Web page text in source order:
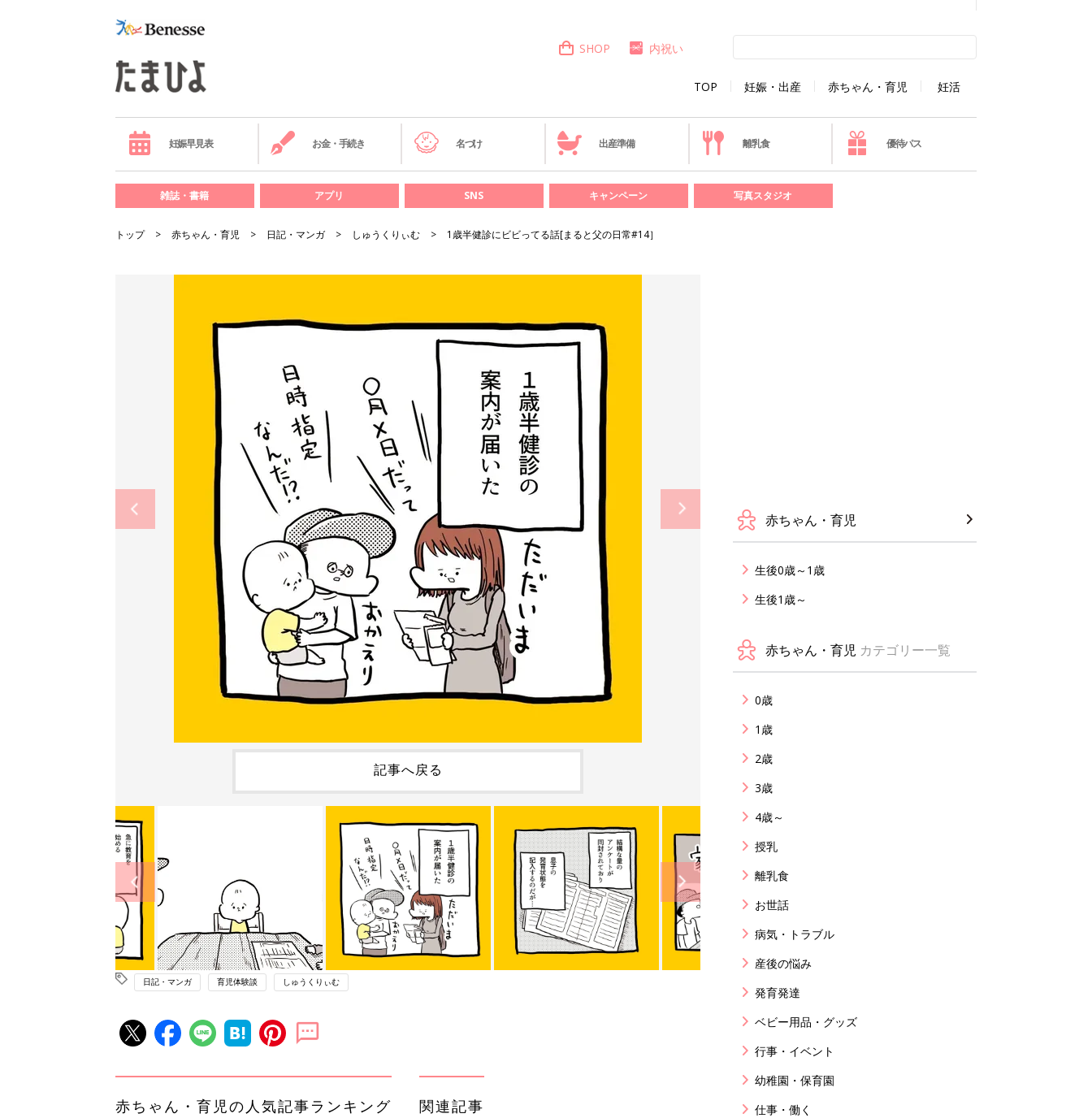
TOP 妊娠・出産 赤ちゃん・育児 妊活
SHOP 内祝い
妊娠早見表 お金・手続き 名づけ 出産準備 離乳食 優待パス
雑誌・書籍 アプリ SNS キャンペーン 写真スタジオ
トップ 赤ちゃん・育児 日記・マンガ しゅうくりぃむ 1歳半健診にビビってる話[まると父の日常#14］
記事へ戻る
日記・マンガ 育児体験談 しゅうくりぃむ
赤ちゃん・育児の人気記事ランキング 関連記事
赤ちゃん・育児
生後0歳～1歳
生後1歳～
赤ちゃん・育児 カテゴリー一覧
0歳
1歳
2歳
3歳
4歳～
授乳
離乳食
お世話
病気・トラブル
産後の悩み
発育発達
ベビー用品・グッズ
行事・イベント
幼稚園・保育園
仕事・働く